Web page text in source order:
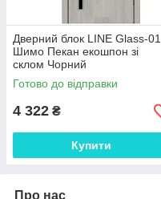
Дверний блок LINE Glass-01
Шимо Пекан екошпон зі
склом Чорний
Готово до відправки
4 322 ₴
Купити
Про нас